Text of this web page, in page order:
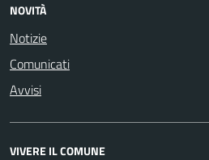
NOVITÀ
Notizie
Comunicati
Avvisi
VIVERE IL COMUNE